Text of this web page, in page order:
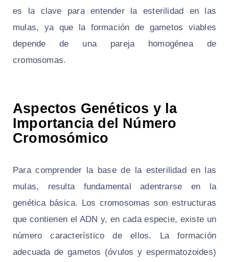
es la clave para entender la esterilidad en las
mulas, ya que la formación de gametos viables
depende de una pareja homogénea de
cromosomas.
Aspectos Genéticos y la
Importancia del Número
Cromosómico
Para comprender la base de la esterilidad en las
mulas, resulta fundamental adentrarse en la
genética básica. Los cromosomas son estructuras
que contienen el ADN y, en cada especie, existe un
número característico de ellos. La formación
adecuada de gametos (óvulos y espermatozoides)